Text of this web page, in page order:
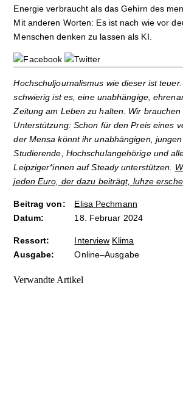
Energie verbraucht als das Gehirn des
Mit anderen Worten: Es ist nach wie vor
Menschen denken zu lassen als KI.
Hochschuljournalismus wie dieser ist
schwierig ist es, eine unabhängige,
Zeitung am Leben zu halten. Wir brauchen
Unterstützung: Schon für den Preis eines
der Mensa könnt ihr unabhängigen,
Studierende, Hochschulangehörige und
Leipziger*innen auf Steady unterstützen.
jeden Euro, der dazu beiträgt, luhze
Beitrag von:
Elisa Pechmann
Datum:
18. Februar 2024
Ressort: Interview Klima
Ausgabe:
Online–Ausgabe
Verwandte Artikel